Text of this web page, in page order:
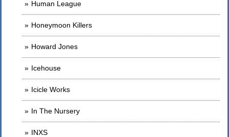
Human League
Honeymoon Killers
Howard Jones
Icehouse
Icicle Works
In The Nursery
INXS